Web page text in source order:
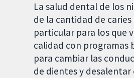
La salud dental de los
de la cantidad de
particular para los que
calidad con programas
para cambiar las
de dientes y desalentar